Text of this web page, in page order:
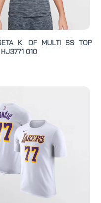
K. DF MULTI SS TOP
010